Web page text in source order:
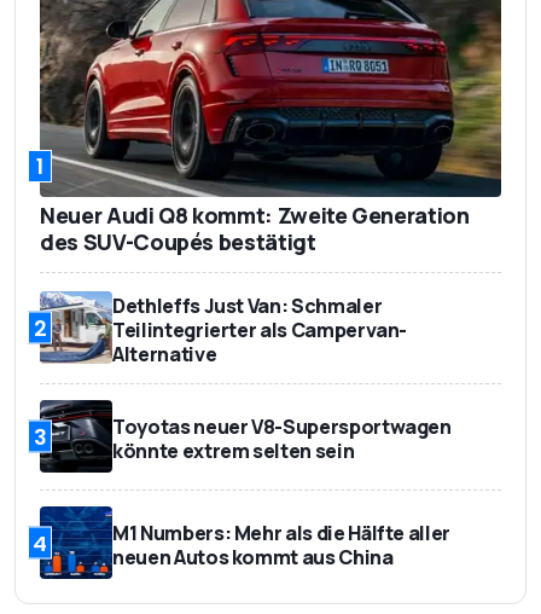
1
Neuer Audi Q8 kommt: Zweite Generation
des SUV-Coupés bestätigt
2
Dethleffs Just Van: Schmaler
Teilintegrierter als Campervan-
Alternative
3
Toyotas neuer V8-Supersportwagen
könnte extrem selten sein
4
M1 Numbers: Mehr als die Hälfte aller
neuen Autos kommt aus China